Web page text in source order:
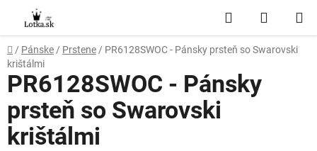
obsah
Hľadať
KOŠÍK
Domov
/ Pánske / Prstene / PR6128SWOC - Pánsky prsteň so Swarovski
krištálmi
PR6128SWOC - Pánsky
prsteň so Swarovski
krištálmi